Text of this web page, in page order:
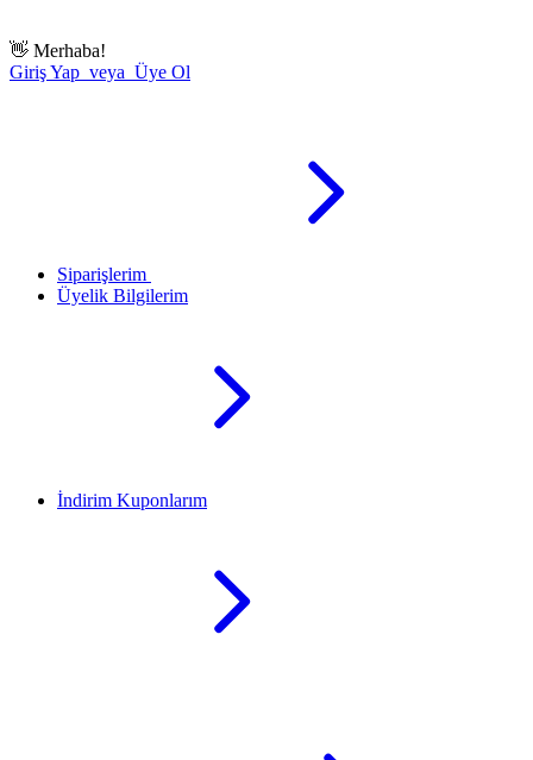
👋 Merhaba!
Giriş Yap veya Üye Ol
Siparişlerim
Üyelik Bilgilerim
İndirim Kuponlarım